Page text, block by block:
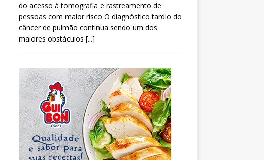
do acesso à tomografia e rastreamento de
pessoas com maior risco O diagnóstico tardio do
câncer de pulmão continua sendo um dos
maiores obstáculos [...]